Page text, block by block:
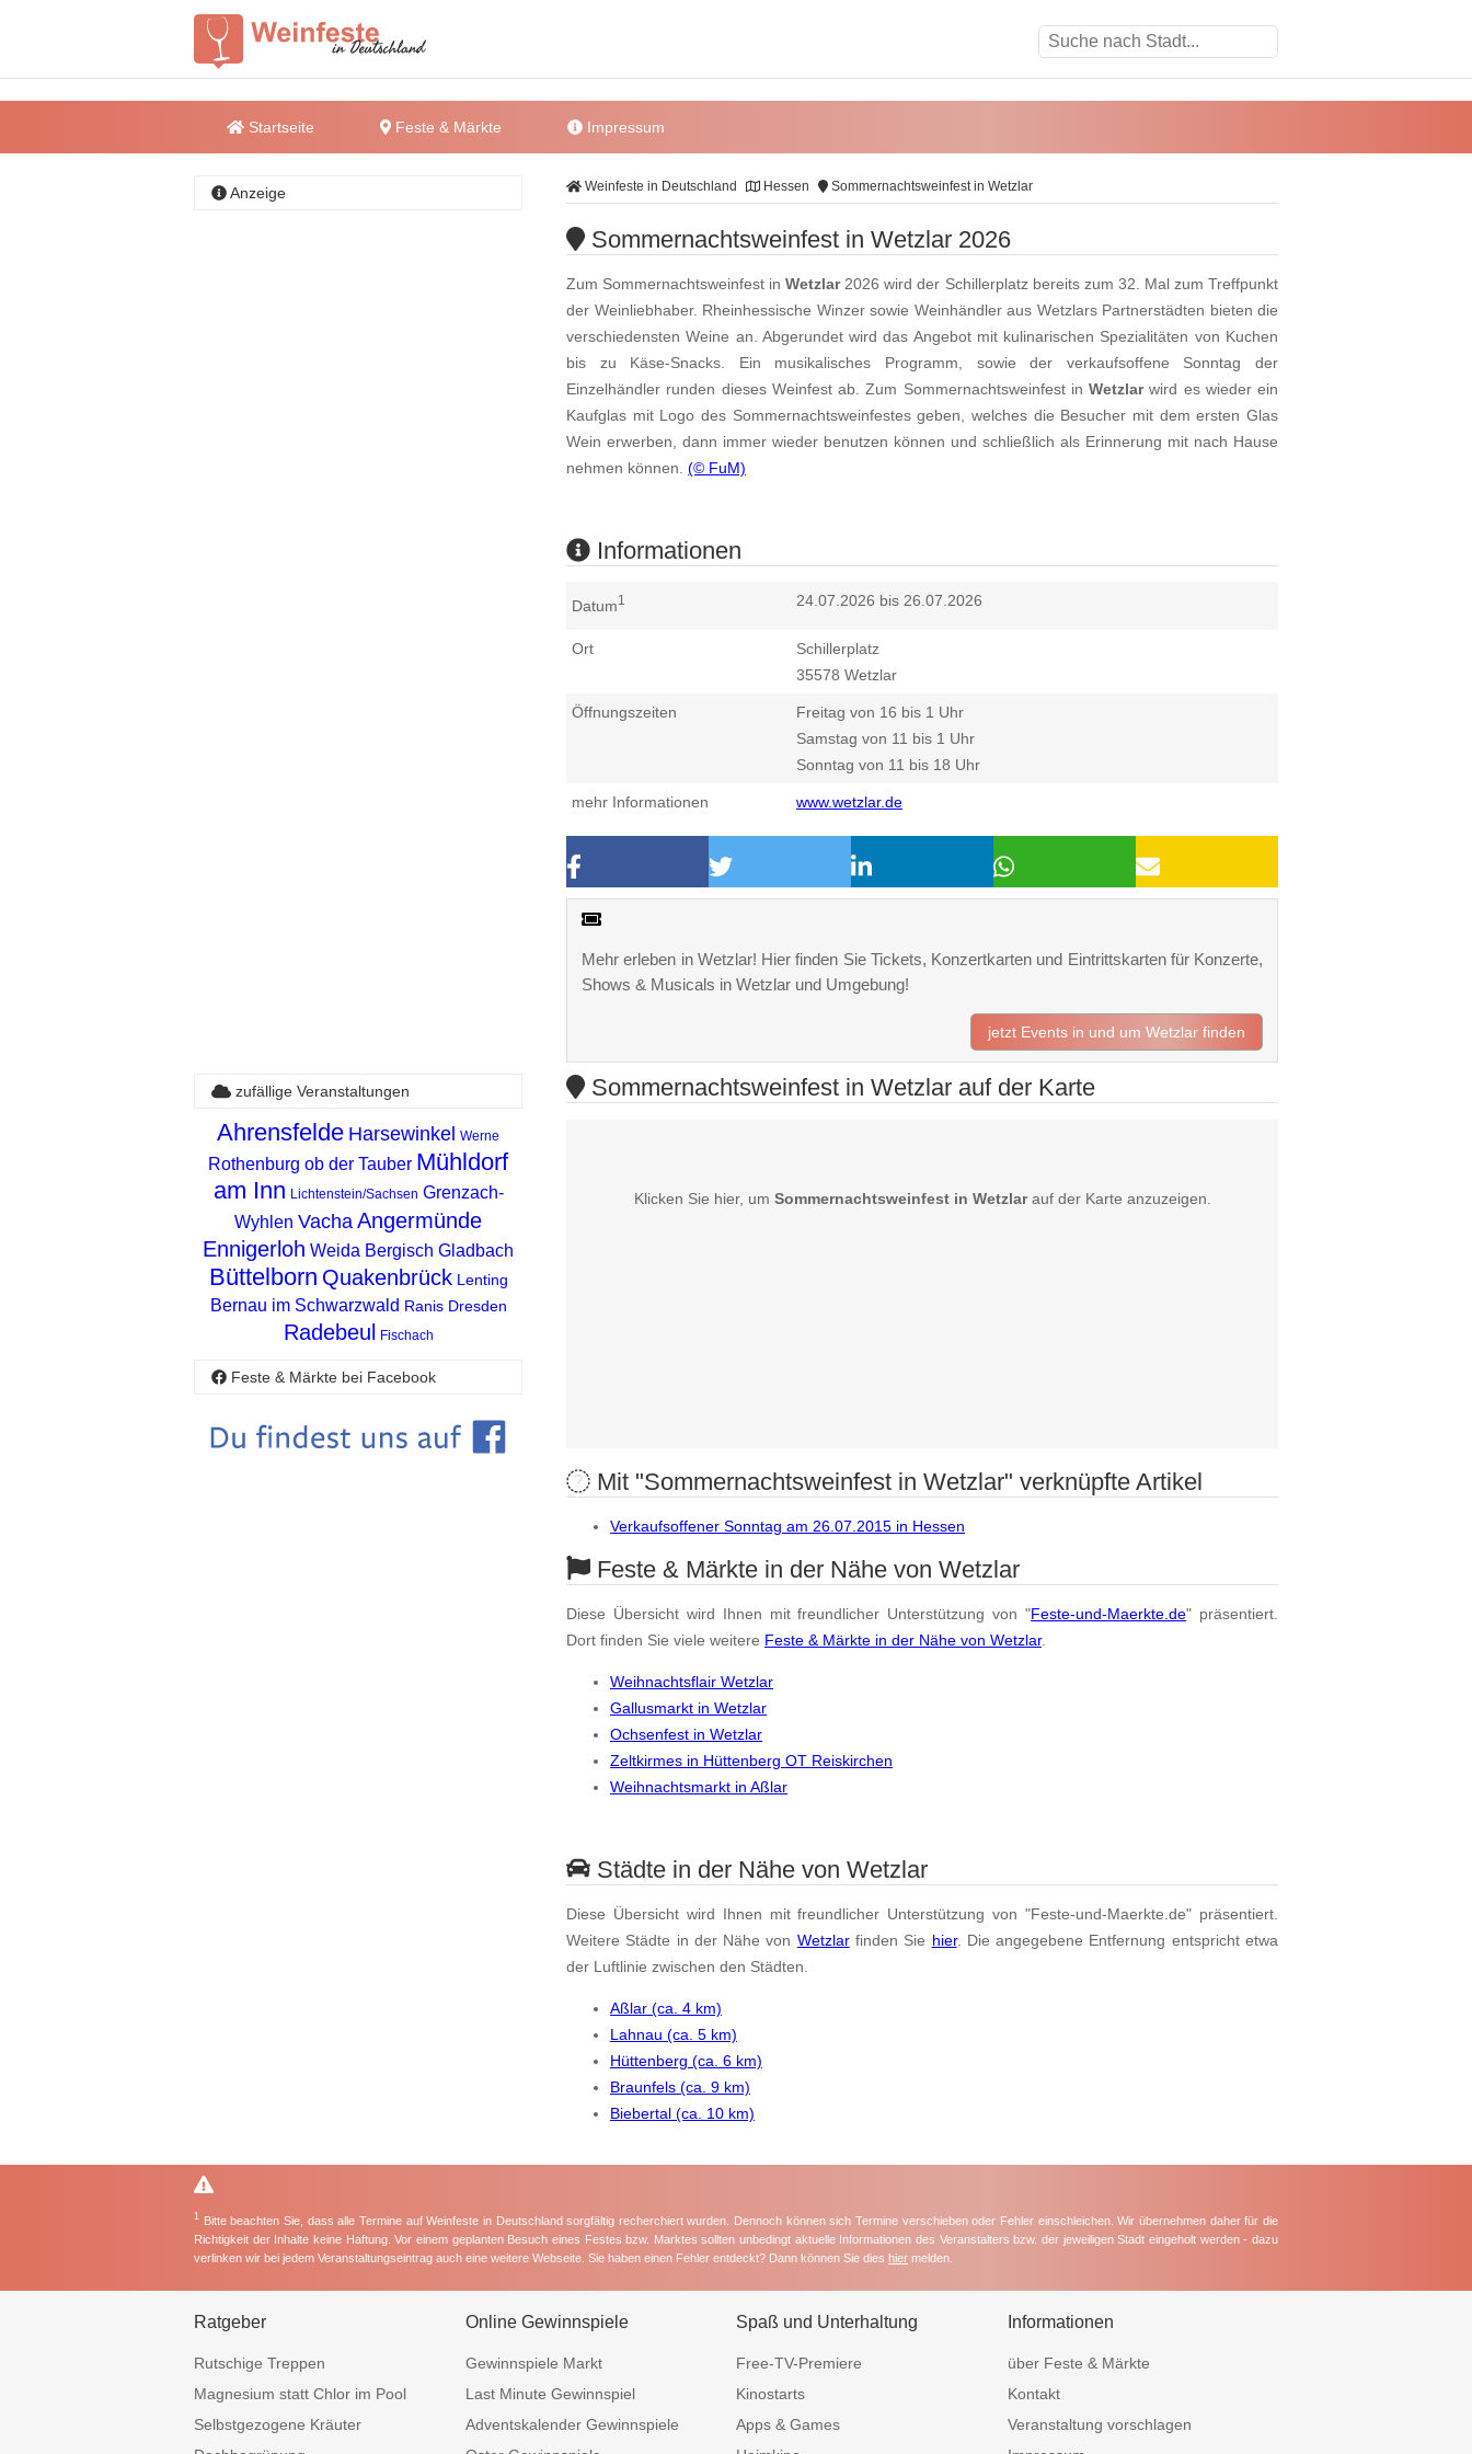
Startseite Feste & Märkte Impressum
Weinfeste in Deutschland Hessen Sommernachtsweinfest in Wetzlar
Sommernachtsweinfest in Wetzlar 2026
Zum Sommernachtsweinfest inWetzlar2026 wird der Schillerplatz bereits zum 32. Mal zum Treffpunkt
der Weinliebhaber. Rheinhessische Winzer sowie Weinhändler aus Wetzlars Partnerstädten bieten die
verschiedensten Weine an. Abgerundet wird das Angebot mit kulinarischen Spezialitäten von Kuchen
bis zu Käse-Snacks. Ein musikalisches Programm, sowie der verkaufsoffene Sonntag der
Einzelhändler runden dieses Weinfest ab. Zum Sommernachtsweinfest in Wetzlarwird es wieder ein
Kaufglas mit Logo des Sommernachtsweinfestes geben, welches die Besucher mit dem ersten Glas
Wein erwerben, dann immer wieder benutzen können und schließlich als Erinnerung mit nach Hause
nehmen können. (© FuM)
Informationen
Datum1 24.07.2026 bis 26.07.2026
Ort
Schillerplatz
35578 Wetzlar
Öffnungszeiten
Freitag von 16 bis 1 Uhr
Samstag von 11 bis 1 Uhr
Sonntag von 11 bis 18 Uhr
mehr Informationen www.wetzlar.de
Mehr erleben in Wetzlar! Hier finden Sie Tickets, Konzertkarten und Eintrittskarten für Konzerte,
Shows & Musicals in Wetzlar und Umgebung!
jetzt Events in und um Wetzlar finden
Anzeige
Sommernachtsweinfest in Wetzlar auf der Karte
Klicken Sie hier, um Sommernachtsweinfest in Wetzlarauf der Karte anzuzeigen.
Mit "Sommernachtsweinfest in Wetzlar" verknüpfte Artikel
Verkaufsoffener Sonntag am 26.07.2015 in Hessen
Feste & Märkte in der Nähe von Wetzlar
Diese Übersicht wird Ihnen mit freundlicher Unterstützung von "Feste-und-Maerkte.de" präsentiert.
Dort finden Sie viele weitere Feste & Märkte in der Nähe von Wetzlar.
Weihnachtsflair Wetzlar
Gallusmarkt in Wetzlar
Ochsenfest in Wetzlar
Zeltkirmes in Hüttenberg OT Reiskirchen
Weihnachtsmarkt in Aßlar
Städte in der Nähe von Wetzlar
Diese Übersicht wird Ihnen mit freundlicher Unterstützung von "Feste-und-Maerkte.de" präsentiert.
Weitere Städte in der Nähe von Wetzlarfinden Sie hier. Die angegebene Entfernung entspricht etwa
der Luftlinie zwischen den Städten.
Aßlar (ca. 4 km)
Lahnau (ca. 5 km)
Hüttenberg (ca. 6 km)
Braunfels (ca. 9 km)
Biebertal (ca. 10 km)
zufällige Veranstaltungen
Ahrensfelde Harsewinkel Werne
Rothenburg ob der Tauber Mühldorf
am Inn Lichtenstein/Sachsen Grenzach-
Wyhlen Vacha Angermünde
Ennigerloh Weida Bergisch Gladbach
Büttelborn Quakenbrück Lenting
Bernau im Schwarzwald Ranis Dresden
Radebeul Fischach
Feste & Märkte bei Facebook
1 Bitte beachten Sie, dass alle Termine auf Weinfeste in Deutschland sorgfältig recherchiert wurden. Dennoch können sich Termine verschieben oder Fehler einschleichen. Wir übernehmen daher für die
Richtigkeit der Inhalte keine Haftung. Vor einem geplanten Besuch eines Festes bzw. Marktes sollten unbedingt aktuelle Informationen des Veranstalters bzw. der jeweiligen Stadt eingeholt werden - dazu
verlinken wir bei jedem Veranstaltungseintrag auch eine weitere Webseite. Sie haben einen Fehler entdeckt? Dann können Sie dies hier melden.
Ratgeber
Rutschige Treppen
Magnesium statt Chlor im Pool
Selbstgezogene Kräuter
Online Gewinnspiele
Gewinnspiele Markt
Last Minute Gewinnspiel
Adventskalender Gewinnspiele
Spaß und Unterhaltung
Free-TV-Premiere
Kinostarts
Apps & Games
Informationen
über Feste & Märkte
Kontakt
Veranstaltung vorschlagen